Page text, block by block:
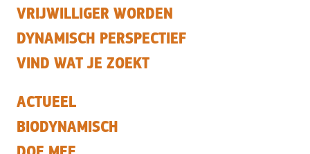
VRIJWILLIGER WORDEN
DYNAMISCH PERSPECTIEF
VIND WAT JE ZOEKT
ACTUEEL
BIODYNAMISCH